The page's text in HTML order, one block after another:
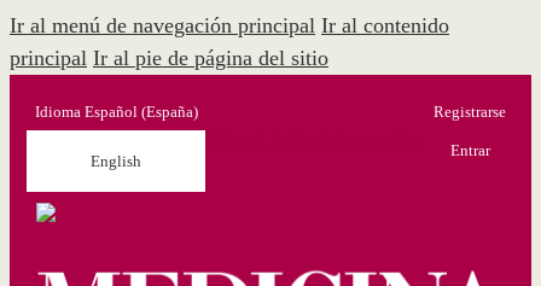
Ir al menú de navegación principal Ir al contenido
principal Ir al pie de página del sitio
Idioma Español (España)
English
Registrarse
Entrar